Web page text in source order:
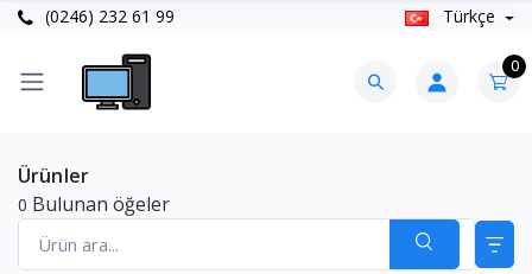
(0246) 232 61 99 Türkçe
0
Ürünler
0 Bulunan öğeler